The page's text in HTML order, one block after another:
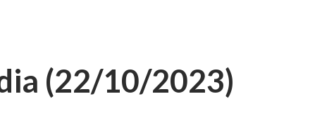
(22/10/2023)